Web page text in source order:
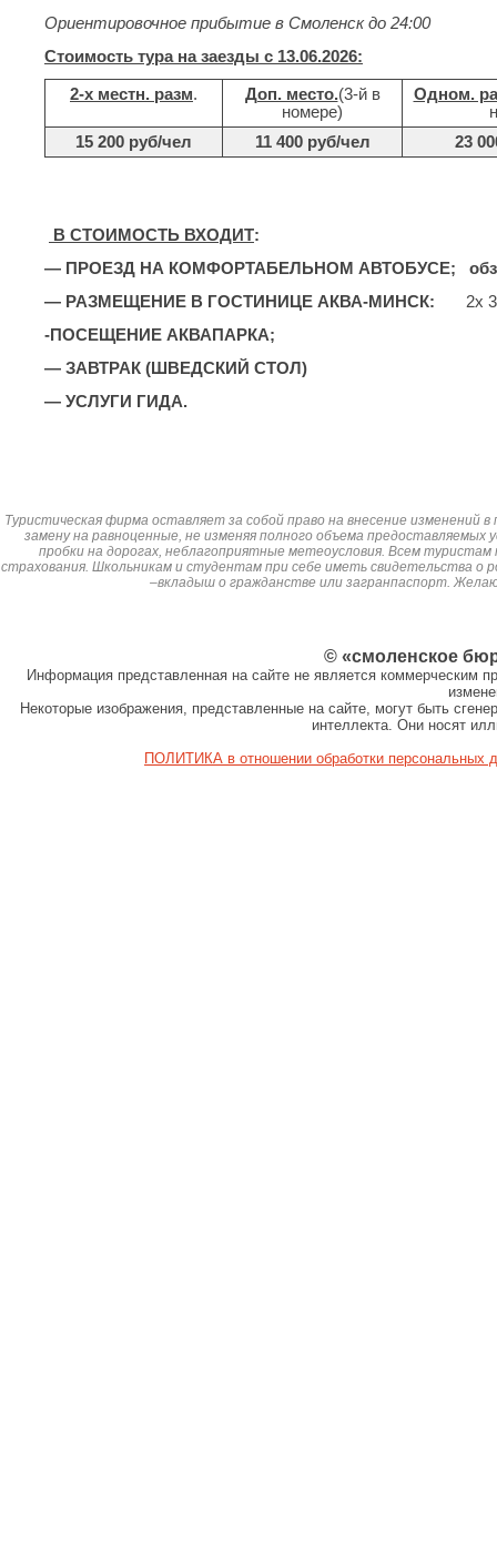
Ориентировочное прибытие в Смоленск до 24:00
Стоимость тура на заезды с 13.06.2026:
2-х местн. разм. Доп. место.(3-й в
номере)
Одном.
15 200 руб/чел
11 400 руб/чел 23
В СТОИМОСТЬ ВХОДИТ:
— ПРОЕЗД НА КОМФОРТАБЕЛЬНОМ АВТОБУСЕ;
— РАЗМЕЩЕНИЕ В ГОСТИНИЦЕ АКВА-МИНСК: 2х
-ПОСЕЩЕНИЕ АКВАПАРКА;
— ЗАВТРАК (ШВЕДСКИЙ СТОЛ)
— УСЛУГИ ГИДА.
Туристическая фирма оставляет за собой право на внесение изменений
замену на равноценные, не изменяя полного объема
пробки на дорогах, неблагоприятные метеоусловия. Всем
страхования. Школьникам и студентам при себе иметь свидетельства о
–вкладыш о гражданстве или загранпаспорт.
© «смоленское
Информация представленная на сайте не является коммерческим
Некоторые изображения, представленные на сайте, могут быть
интеллекта. Они носят
ПОЛИТИКА в отношении обработки